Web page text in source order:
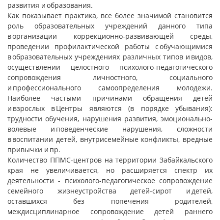
развития и образования.
Как показывает практика, все более значимой становится
роль образовательных учреждений данного типа
в организации коррекционно-развивающей среды,
проведении профилактической работы с обучающимися
в образовательных учреждениях различных типов и видов,
осуществлении целостного психолого-педагогического
сопровождения личностного, социального
и профессионального самоопределения молодежи.
Наиболее частыми причинами обращения детей
и взрослых в Центры являются (в порядке убывания):
трудности обучения, нарушения развития, эмоционально-
волевые и поведенческие нарушения, сложности
в воспитании детей, внутрисемейные конфликты, вредные
привычки и пр.
Количество ППМС-центров на территории Забайкальского
края не увеличивается, но расширяется спектр их
деятельности - психолого-педагогическое сопровождение
семейного жизнеустройства детей-сирот и детей,
оставшихся без попечения родителей,
междисциплинарное сопровождение детей раннего